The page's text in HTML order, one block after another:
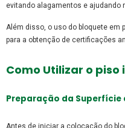
evitando alagamentos e ajudando
Além disso, o uso do bloquete em
para a obtenção de certificações
Como Utilizar o piso
Preparação da Superfície
Antes de iniciar a colocação do